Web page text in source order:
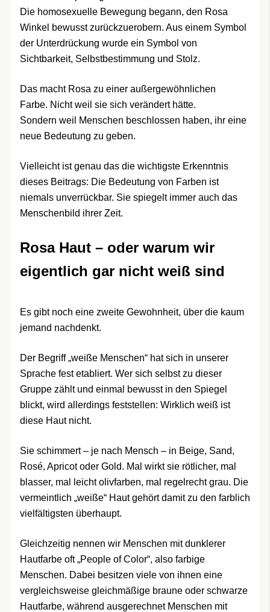
Die homosexuelle Bewegung begann, den Rosa
Winkel bewusst zurückzuerobern. Aus einem Symbol
der Unterdrückung wurde ein Symbol von
Sichtbarkeit, Selbstbestimmung und Stolz.
Das macht Rosa zu einer außergewöhnlichen
Farbe. Nicht weil sie sich verändert hätte.
Sondern weil Menschen beschlossen haben, ihr eine
neue Bedeutung zu geben.
Vielleicht ist genau das die wichtigste Erkenntnis
dieses Beitrags: Die Bedeutung von Farben ist
niemals unverrückbar. Sie spiegelt immer auch das
Menschenbild ihrer Zeit.
Rosa Haut – oder warum wir
eigentlich gar nicht weiß sind
Es gibt noch eine zweite Gewohnheit, über die kaum
jemand nachdenkt.
Der Begriff „weiße Menschen“ hat sich in unserer
Sprache fest etabliert. Wer sich selbst zu dieser
Gruppe zählt und einmal bewusst in den Spiegel
blickt, wird allerdings feststellen: Wirklich weiß ist
diese Haut nicht.
Sie schimmert – je nach Mensch – in Beige, Sand,
Rosé, Apricot oder Gold. Mal wirkt sie rötlicher, mal
blasser, mal leicht olivfarben, mal regelrecht grau. Die
vermeintlich „weiße“ Haut gehört damit zu den farblich
vielfältigsten überhaupt.
Gleichzeitig nennen wir Menschen mit dunklerer
Hautfarbe oft „People of Color“, also farbige
Menschen. Dabei besitzen viele von ihnen eine
vergleichsweise gleichmäßige braune oder schwarze
Hautfarbe, während ausgerechnet Menschen mit